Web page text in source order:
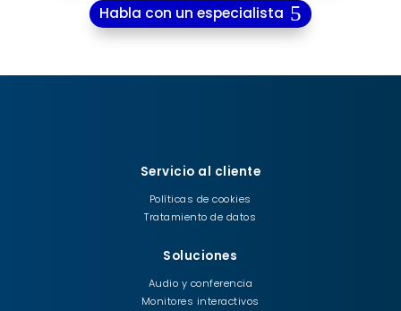
Habla con un especialista
Servicio al cliente
Políticas de cookies
Tratamiento de datos
Soluciones
Audio y conferencia
Monitores interactivos